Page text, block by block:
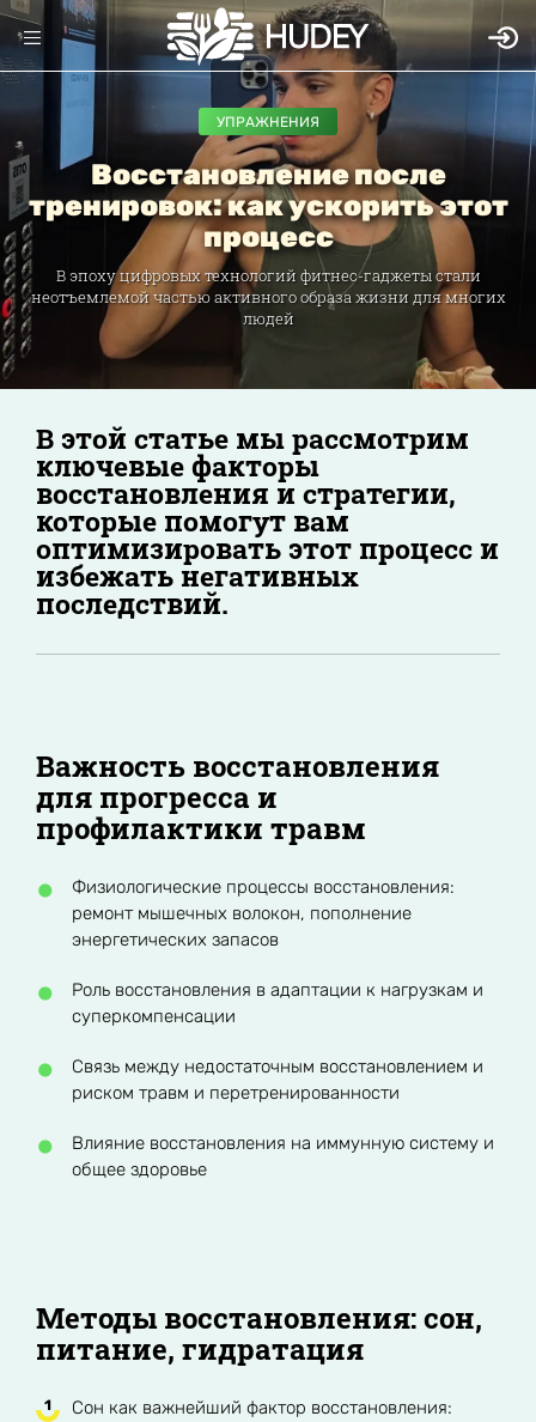
УПРАЖНЕНИЯ
Восстановление после
тренировок: как ускорить этот
процесс
В эпоху цифровых технологий фитнес-гаджеты стали
неотъемлемой частью активного образа жизни для многих
людей
В этой статье мы рассмотрим
ключевые факторы
восстановления и стратегии,
которые помогут вам
оптимизировать этот процесс и
избежать негативных
последствий.
Важность восстановления
для прогресса и
профилактики травм
Физиологические процессы восстановления:
ремонт мышечных волокон, пополнение
энергетических запасов
Роль восстановления в адаптации к нагрузкам и
суперкомпенсации
Связь между недостаточным восстановлением и
риском травм и перетренированности
Влияние восстановления на иммунную систему и
общее здоровье
Методы восстановления: сон,
питание, гидратация
Сон как важнейший фактор восстановления: